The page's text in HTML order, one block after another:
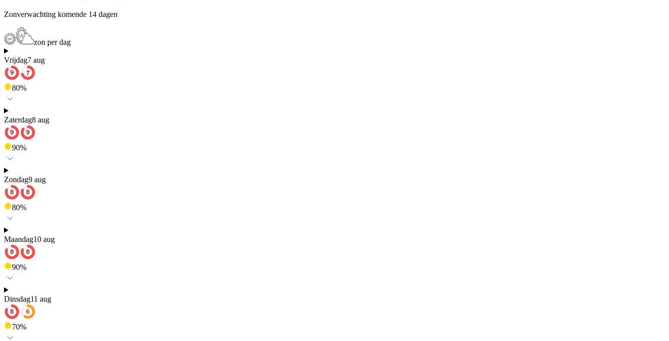
Zonverwachting komende 14 dagen
zon per dag
Vrijdag7 aug
80%
Zaterdag8 aug
90%
Zondag9 aug
80%
Maandag10 aug
90%
Dinsdag11 aug
70%